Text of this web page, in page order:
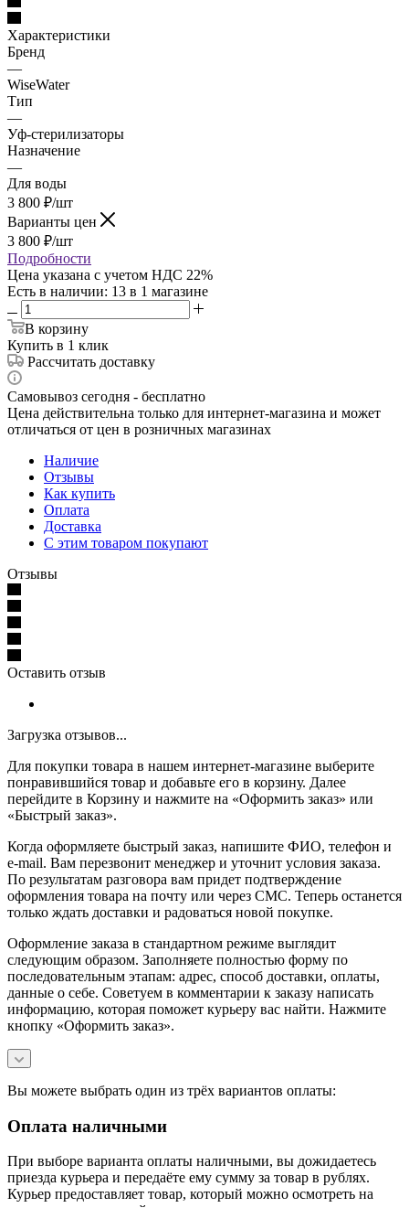
Характеристики
Бренд
—
WiseWater
Тип
—
Уф-стерилизаторы
Назначение
—
Для воды
3 800 ₽/шт
Варианты цен
3 800 ₽/шт
Подробности
Цена указана с учетом НДС 22%
Есть в наличии: 13 в 1 магазине
В корзину
Купить в 1 клик
Рассчитать доставку
Самовывоз сегодня - бесплатно
Цена действительна только для интернет-магазина и может
отличаться от цен в розничных магазинах
Наличие
Отзывы
Как купить
Оплата
Доставка
С этим товаром покупают
Отзывы
Оставить отзыв
Загрузка отзывов...
Для покупки товара в нашем интернет-магазине выберите
понравившийся товар и добавьте его в корзину. Далее
перейдите в Корзину и нажмите на «Оформить заказ» или
«Быстрый заказ».
Когда оформляете быстрый заказ, напишите ФИО, телефон и
e-mail. Вам перезвонит менеджер и уточнит условия заказа.
По результатам разговора вам придет подтверждение
оформления товара на почту или через СМС. Теперь останется
только ждать доставки и радоваться новой покупке.
Оформление заказа в стандартном режиме выглядит
следующим образом. Заполняете полностью форму по
последовательным этапам: адрес, способ доставки, оплаты,
данные о себе. Советуем в комментарии к заказу написать
информацию, которая поможет курьеру вас найти. Нажмите
кнопку «Оформить заказ».
Вы можете выбрать один из трёх вариантов оплаты:
Оплата наличными
При выборе варианта оплаты наличными, вы дожидаетесь
приезда курьера и передаёте ему сумму за товар в рублях.
Курьер предоставляет товар, который можно осмотреть на